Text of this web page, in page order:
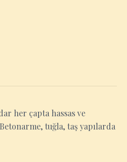
her çapta hassas ve
tuğla, taş yapılarda